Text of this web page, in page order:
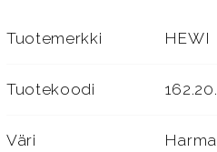
Tuotemerkki HEWI
Tuotekoodi
Väri